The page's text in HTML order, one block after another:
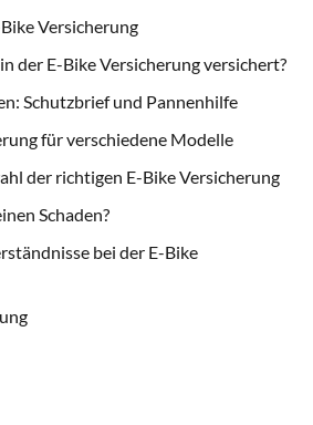
Versicherung
der E-Bike Versicherung versichert?
Schutzbrief und Pannenhilfe
für verschiedene Modelle
der richtigen E-Bike Versicherung
Schaden?
bei der E-Bike